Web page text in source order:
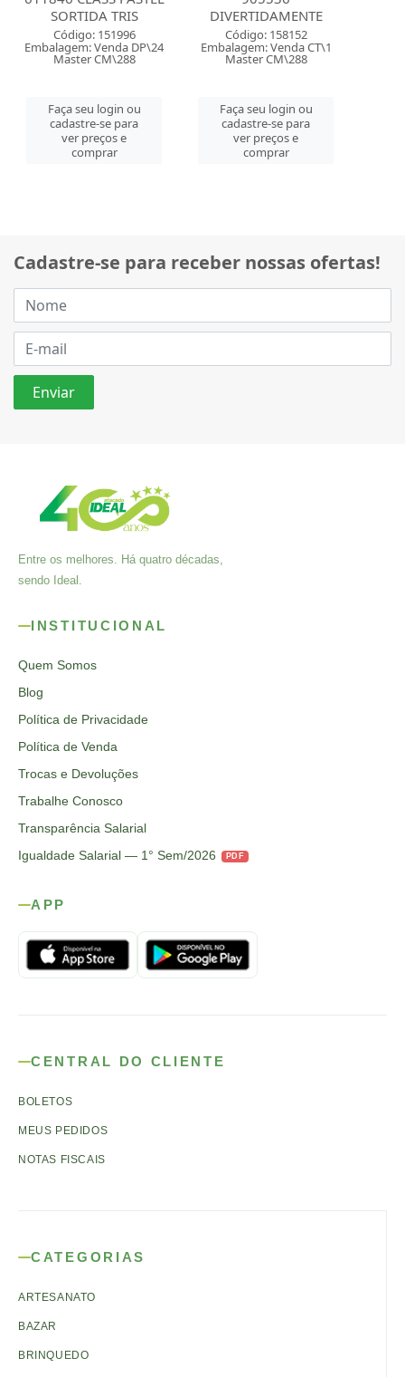
SORTIDA TRIS
Código: 151996
Embalagem: Venda DP\24
Master CM\288
Faça seu login ou
cadastre-se para
ver preços e
comprar
DIVERTIDAMENTE
Código: 158152
Embalagem: Venda CT\1
Master CM\288
Faça seu login ou
cadastre-se para
ver preços e
comprar
Cadastre-se para receber nossas ofertas!
Entre os melhores. Há quatro décadas,
sendo Ideal.
INSTITUCIONAL
Quem Somos
Blog
Política de Privacidade
Política de Venda
Trocas e Devoluções
Trabalhe Conosco
Transparência Salarial
Igualdade Salarial — 1° Sem/2026
PDF
APP
CENTRAL DO CLIENTE
BOLETOS
MEUS PEDIDOS
NOTAS FISCAIS
CATEGORIAS
ARTESANATO
BAZAR
BRINQUEDO